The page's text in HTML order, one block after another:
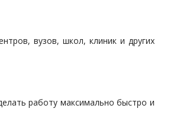
вузов, школ, клиник и других
работу максимально быстро и